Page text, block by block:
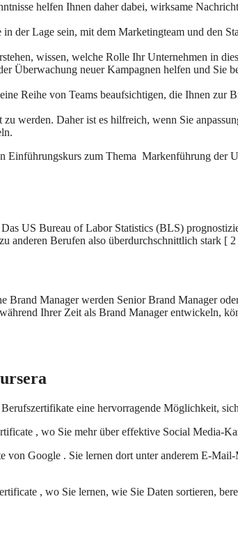
helfen Ihnen daher dabei, wirksame
der Lage sein, mit dem Marketingteam und den
wissen, welche Rolle Ihr Unternehmen in
Überwachung neuer Kampagnen helfen und Sie
Reihe von Teams beaufsichtigen, die Ihnen zur
werden. Daher ist es hilfreich, wenn Sie
Einführungskurs zum Thema Markenführung der
US Bureau of Labor Statistics (BLS)
anderen Berufen also überdurchschnittlich stark [ 2
Brand Manager werden Senior Brand Manager
Ihrer Zeit als Brand Manager entwickeln,
eine hervorragende Möglichkeit,
, wo Sie mehr über effektive Social Media-
Google . Sie lernen dort unter anderem E-
, wo Sie lernen, wie Sie Daten sortieren,